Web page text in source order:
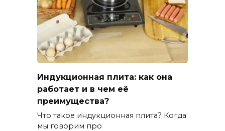
Индукционная плита: как она
работает и в чем её
преимущества?
Что такое индукционная плита? Когда
мы говорим про